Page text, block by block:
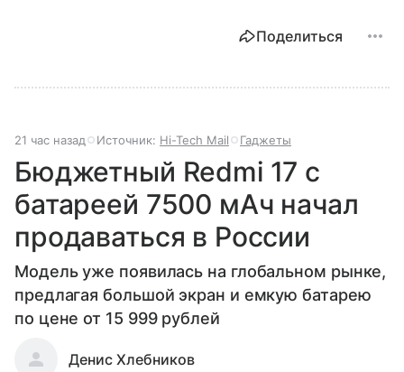
Поделиться
21 час назад Источник: Hi-Tech Mail Гаджеты
Бюджетный Redmi 17 с
батареей 7500 мАч начал
продаваться в России
Модель уже появилась на глобальном рынке,
предлагая большой экран и емкую батарею
по цене от 15 999 рублей
Денис Хлебников